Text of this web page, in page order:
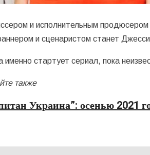
и исполнительным
и сценаристом станет
именно стартует сериал, пока
также
Украина”: осенью 2021